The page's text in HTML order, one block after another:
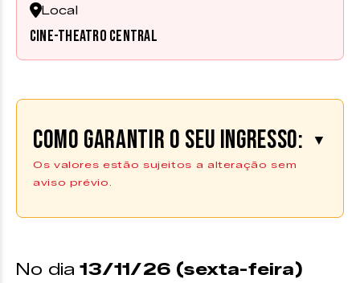
Local
Cine-Theatro Central
Como garantir o seu ingresso: ▼
Os valores estão sujeitos a alteração sem
aviso prévio.
Comprar Ingresso
através da plataformaBlueticketou
No dia13/11/26 (sexta-feira)